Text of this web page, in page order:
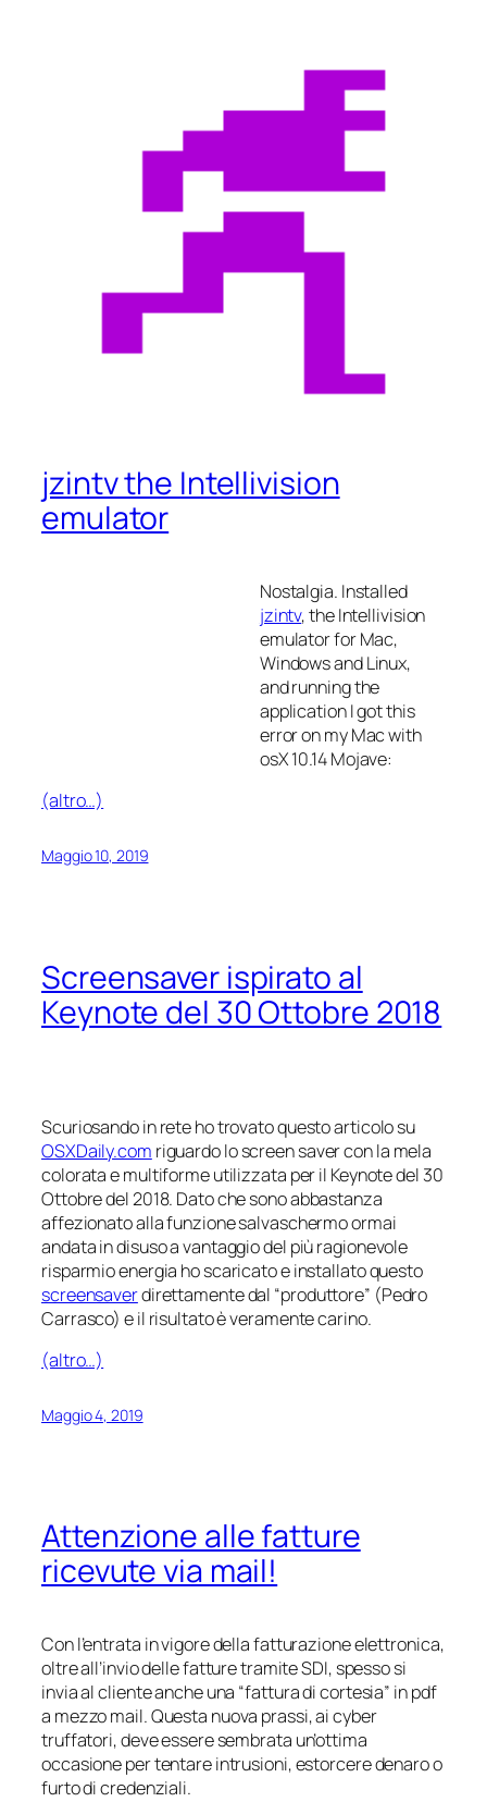
jzintv the Intellivision
emulator
Nostalgia. Installed
jzintv, the Intellivision
emulator for Mac,
Windows and Linux,
and running the
application I got this
error on my Mac with
osX 10.14 Mojave:
(altro…)
Maggio 10, 2019
Screensaver ispirato al
Keynote del 30 Ottobre 2018
Scuriosando in rete ho trovato questo articolo su
OSXDaily.com riguardo lo screen saver con la mela
colorata e multiforme utilizzata per il Keynote del 30
Ottobre del 2018. Dato che sono abbastanza
affezionato alla funzione salvaschermo ormai
andata in disuso a vantaggio del più ragionevole
risparmio energia ho scaricato e installato questo
screensaverdirettamente dal “produttore” (Pedro
Carrasco) e il risultato è veramente carino.
(altro…)
Maggio 4, 2019
Attenzione alle fatture
ricevute via mail!
Con l’entrata in vigore della fatturazione elettronica,
oltre all’invio delle fatture tramite SDI, spesso si
invia al cliente anche una “fattura di cortesia” in pdf
a mezzo mail. Questa nuova prassi, ai cyber
truffatori, deve essere sembrata un’ottima
occasione per tentare intrusioni, estorcere denaro o
furto di credenziali.